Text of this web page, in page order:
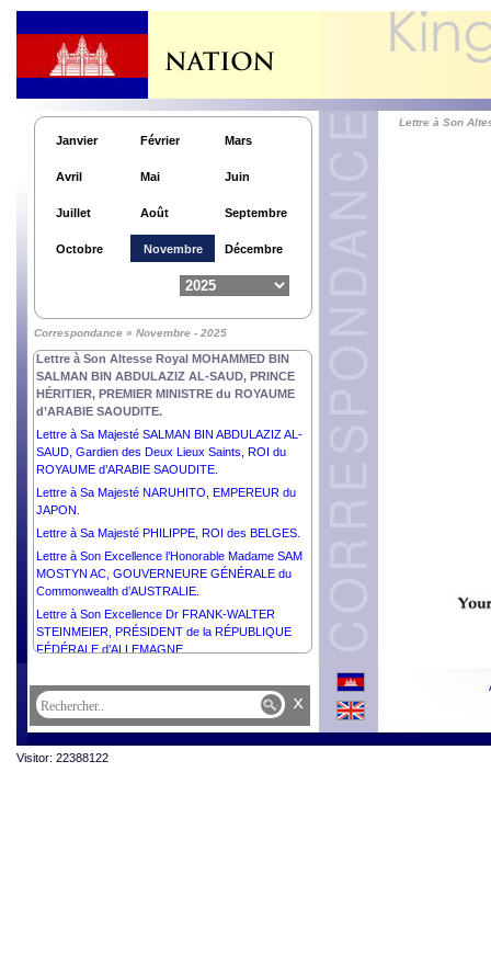
Janvier Février Mars
Avril Mai Juin
Juillet Août Septembre
Octobre Novembre Décembre
Correspondance » Novembre - 2025
CANEL BERMÚDEZ, PRÉSIDENT de la
RÉPUBLIQUE de CUBA.
SHANMUGARATNAM, PRÉSIDENT de la
RÉPUBLIQUE DE SINGAPOUR.
Lettre à Son Excellence Monsieur EDGARS
LETTONIE.
HUSSEIN, ROI du ROYAUME HACHÉMITE de
Lettre à Son Excellence Monsieur EMMANUEL
MACRON, PRÉSIDENT de la RÉPUBLIQUE
Lettre à Son Excellence Dr Kao Kim Hourn,
Secrétaire Général de l’ASEAN.
Lettre à Son Altesse Royal MOHAMMED BIN
SALMAN BIN ABDULAZIZ AL-SAUD, PRINCE
HÉRITIER, PREMIER MINISTRE du ROYAUME
d’ARABIE SAOUDITE.
Lettre à Sa Majesté SALMAN BIN ABDULAZIZ AL-
SAUD, Gardien des Deux Lieux Saints, ROI du
ROYAUME d’ARABIE SAOUDITE.
Lettre à Sa Majesté NARUHITO, EMPEREUR du
JAPON.
Lettre à Sa Majesté PHILIPPE, ROI des BELGES.
Lettre à Son Excellence l’Honorable Madame SAM
MOSTYN AC, GOUVERNEURE GÉNÉRALE du
Commonwealth d’AUSTRALIE.
Lettre à Son Excellence Dr FRANK-WALTER
STEINMEIER, PRÉSIDENT de la RÉPUBLIQUE
FÉDÉRALE d’ALLEMAGNE.
PRÉSIDENT de la RÉPUBLIQUE POPULAIRE de
CHINE.
Lettre à Son Excellence Monsieur Pengiran
Kasmirhan Pengiran Tahir, Ambassadeur
Extraordinaire et Plénipotentiaire du Brunei
Lettre à Son
x
Visitor: 22388122